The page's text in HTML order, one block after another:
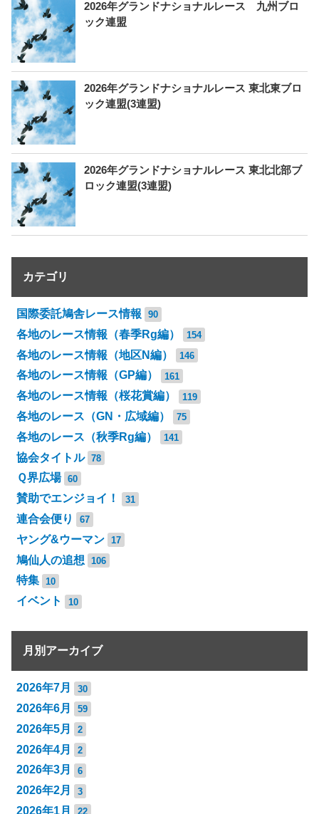
2026年グランドナショナルレース 九州ブロ
ック連盟
2026年グランドナショナルレース 東北東ブロ
ック連盟(3連盟)
2026年グランドナショナルレース 東北北部ブ
ロック連盟(3連盟)
カテゴリ
国際委託鳩舎レース情報 90
各地のレース情報（春季Rg編） 154
各地のレース情報（地区N編） 146
各地のレース情報（GP編） 161
各地のレース情報（桜花賞編） 119
各地のレース（GN・広域編） 75
各地のレース（秋季Rg編） 141
協会タイトル 78
Ｑ界広場 60
賛助でエンジョイ！ 31
連合会便り 67
ヤング&ウーマン 17
鳩仙人の追想 106
特集 10
イベント 10
月別アーカイブ
2026年7月 30
2026年6月 59
2026年5月 2
2026年4月 2
2026年3月 6
2026年2月 3
2026年1月 22